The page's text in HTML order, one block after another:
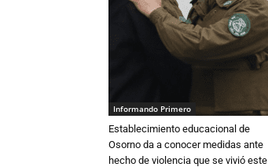
Informando Primero
Establecimiento educacional de
Osorno da a conocer medidas ante
hecho de violencia que se vivió este